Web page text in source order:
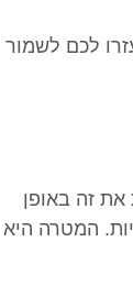
ומספר סידורי כלשהו (אפילו "מכתב 1") יעזרו לכם לשמור
זה באופן
המטרה היא